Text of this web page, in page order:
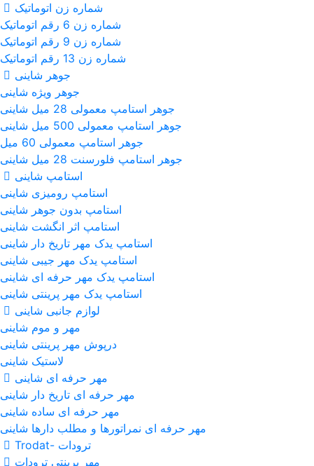
شماره زن اتوماتیک
شماره زن 6 رقم اتوماتیک
شماره زن 9 رقم اتوماتیک
شماره زن 13 رقم اتوماتیک
جوهر شاینی
جوهر ویژه شاینی
جوهر استامپ معمولی 28 میل شاینی
جوهر استامپ معمولی 500 میل شاینی
جوهر استامپ معمولی 60 میل
جوهر استامپ فلورسنت 28 میل شاینی
استامپ شاینی
استامپ رومیزی شاینی
استامپ بدون جوهر شاینی
استامپ اثر انگشت شاینی
استامپ یدک مهر تاریخ دار شاینی
استامپ یدک مهر جیبی شاینی
استامپ یدک مهر حرفه ای شاینی
استامپ یدک مهر پرینتی شاینی
لوازم جانبی شاینی
مهر و موم شاینی
درپوش مهر پرینتی شاینی
لاستیک شاینی
مهر حرفه ای شاینی
مهر حرفه ای تاریخ دار شاینی
مهر حرفه ای ساده شاینی
مهر حرفه ای نمراتورها و مطلب دارها شاینی
ترودات -Trodat
مهر پرینتی ترودات